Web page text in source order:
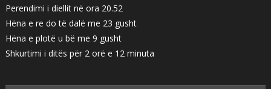
Perendimi i diellit në ora 20.52
Hëna e re do të dalë me 23 gusht
Hëna e plotë u bë me 9 gusht
Shkurtimi i ditës për 2 orë e 12 minuta